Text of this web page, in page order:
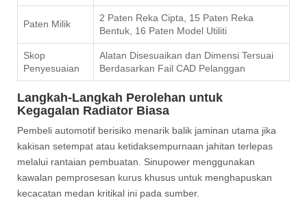
Paten Milik
2 Paten Reka Cipta, 15 Paten Reka
Bentuk, 16 Paten Model Utiliti
Skop
Penyesuaian
Alatan Disesuaikan dan Dimensi Tersuai
Berdasarkan Fail CAD Pelanggan
Langkah-Langkah Perolehan untuk
Kegagalan Radiator Biasa
Pembeli automotif berisiko menarik balik jaminan utama jika
kakisan setempat atau ketidaksempurnaan jahitan terlepas
melalui rantaian pembuatan. Sinupower menggunakan
kawalan pemprosesan kurus khusus untuk menghapuskan
kecacatan medan kritikal ini pada sumber.